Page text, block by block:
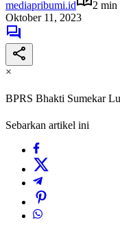
mediapribumi.id
2 min
Oktober 11, 2023
×
BPRS Bhakti Sumekar
Sebarkan artikel ini